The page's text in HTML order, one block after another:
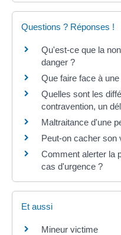
Questions ? Réponses !
Qu'est-ce que la
danger ?
Que faire face à
Quelles sont les
contravention, un
Maltraitance d'une
Peut-on cacher son
Comment alerter la
cas d'urgence ?
Et aussi
Mineur victime